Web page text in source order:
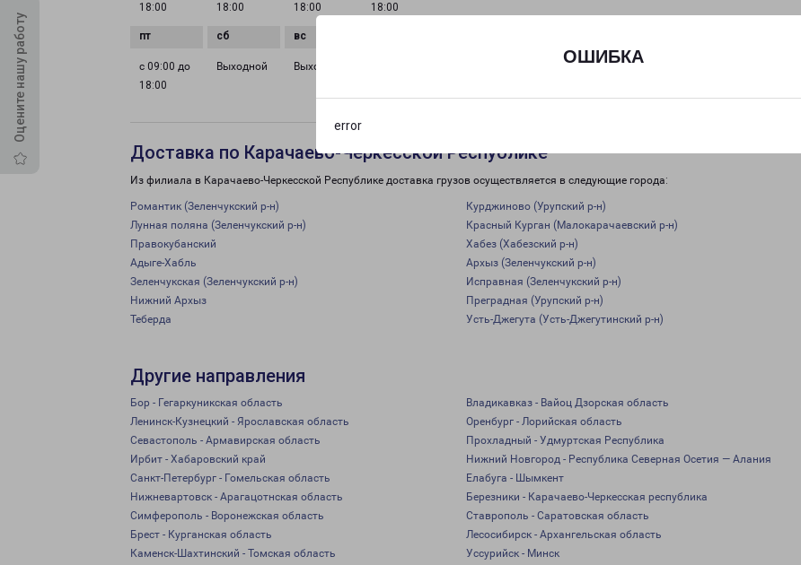
ОШИБКА
error
Оцените нашу работу
18:00 18:00 18:00 18:00
с 09:00 до
18:00
Выходной Выходной
Доставка по Карачаево-Черкесской Республике
Из филиала в Карачаево-Черкесской Республике доставка грузов осуществляется в следующие города:
Романтик (Зеленчукский р-н) Курджиново (Урупский р-н)
Лунная поляна (Зеленчукский р-н)
Красный Курган (Малокарачаевский р-н)
Правокубанский
Хабез (Хабезский р-н)
Адыге-Хабль
Архыз (Зеленчукский р-н)
Зеленчукская (Зеленчукский р-н)
Исправная (Зеленчукский р-н)
Нижний Архыз
Преградная (Урупский р-н)
Теберда
Усть-Джегута (Усть-Джегутинский р-н)
Другие направления
Бор - Гегаркуникская область Владикавказ - Вайоц Дзорская область
Ленинск-Кузнецкий - Ярославская область
Оренбург - Лорийская область
Севастополь - Армавирская область
Прохладный - Удмуртская Республика
Ирбит - Хабаровский край
Нижний Новгород - Республика Северная Осетия — Алания
Санкт-Петербург - Гомельская область
Елабуга - Шымкент
Нижневартовск - Арагацотнская область
Березники - Карачаево-Черкесская республика
Симферополь - Воронежская область
Ставрополь - Саратовская область
Брест - Курганская область
Лесосибирск - Архангельская область
Каменск-Шахтинский - Томская область
Уссурийск - Минск